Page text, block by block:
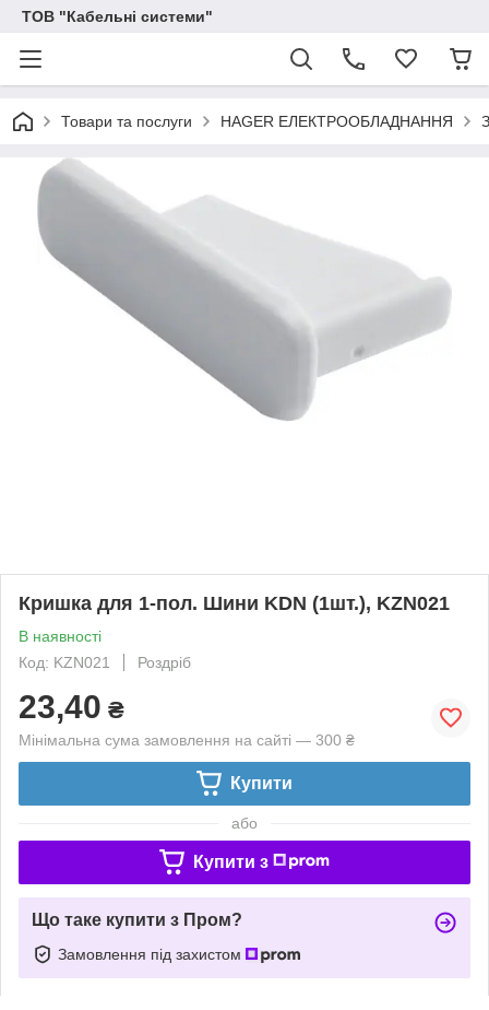
ТОВ "Кабельні системи"
Товари та послуги HAGER ЕЛЕКТРООБЛАДНАННЯ
Кришка для 1-пол. Шини KDN (1шт.), KZN021
В наявності
Код: KZN021
Роздріб
23,40 ₴
Мінімальна сума замовлення на сайті — 300 ₴
Купити
або
Купити з
Що таке купити з Пром?
Замовлення під захистом